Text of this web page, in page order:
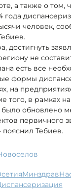
а также о том,
года
человек,
достигнуть
не
есть все
формы
на
того, в рамках
было обновлено
первичного
пояснил Тебиев.
минздрав
диспансеризация